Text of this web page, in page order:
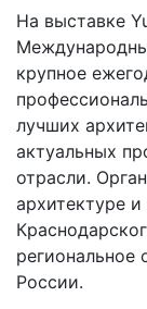
На выставке
крупное
лучших
актуальных
отрасли.
архитектуре
региональное
России.